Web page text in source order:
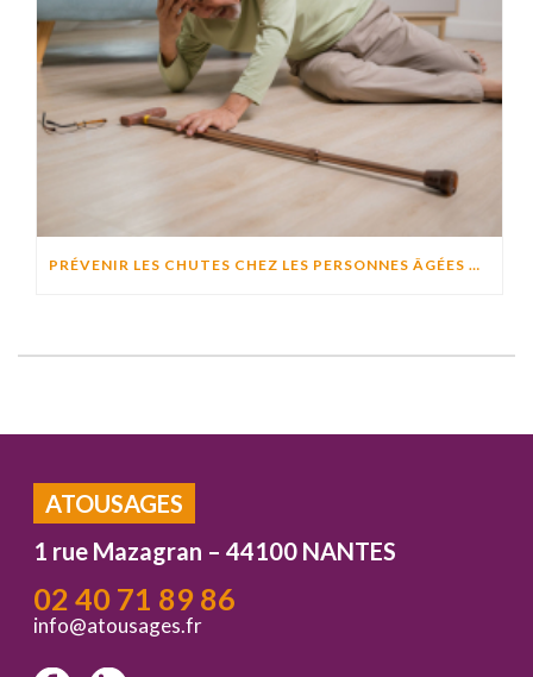
PRÉVENIR LES CHUTES CHEZ LES PERSONNES ÂGÉES À DOMICILE : CAUSES, RISQUES ET SOLUTIONS EFFICACES
ATOUSAGES
1 rue Mazagran – 44100 NANTES
02 40 71 89 86
info@atousages.fr